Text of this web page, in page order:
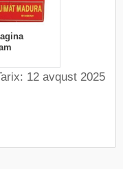
12 avqust 2025